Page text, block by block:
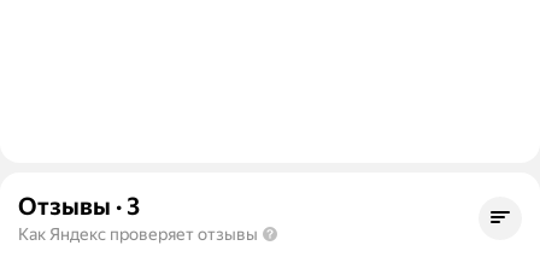
Отзывы · 3
Как Яндекс проверяет отзывы